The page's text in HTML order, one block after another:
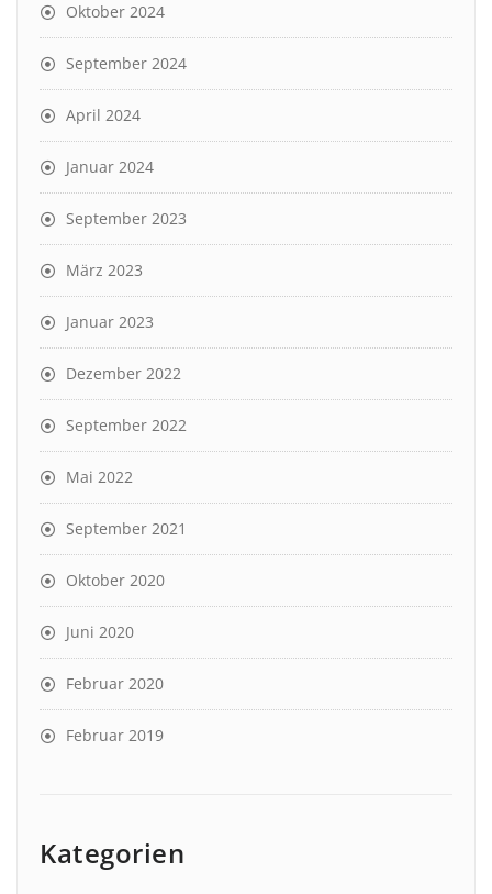
Oktober 2024
September 2024
April 2024
Januar 2024
September 2023
März 2023
Januar 2023
Dezember 2022
September 2022
Mai 2022
September 2021
Oktober 2020
Juni 2020
Februar 2020
Februar 2019
Kategorien